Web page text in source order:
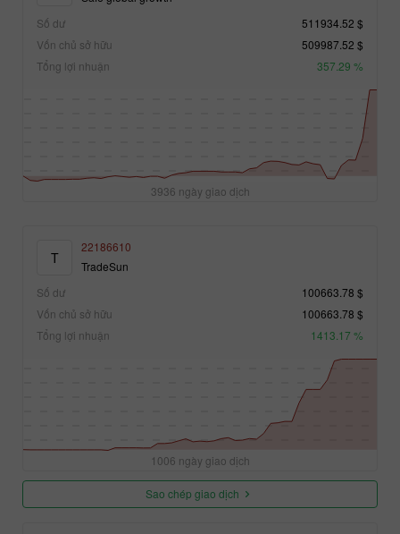
Số dư
511934.52 $
Vốn chủ sở hữu
509987.52 $
Tổng lợi nhuận
357.29 %
3936 ngày giao dịch
T
22186610
TradeSun
Số dư
100663.78 $
Vốn chủ sở hữu
100663.78 $
Tổng lợi nhuận
1413.17 %
1006 ngày giao dịch
Sao chép giao dịch